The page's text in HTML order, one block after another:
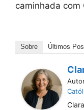
caminhada com
Sobre Últimos